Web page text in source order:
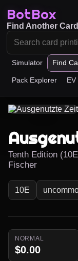
BotBox
Simulator Find
Pack Explorer EV
Find Another Card
Tenth Edition
Fischer
10E
NORMAL
$0.00